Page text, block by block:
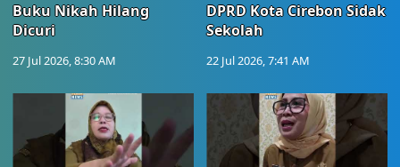
Buku Nikah Hilang
Dicuri
27 Jul 2026, 8:30 AM
DPRD Kota Cirebon Sidak
Sekolah
22 Jul 2026, 7:41 AM